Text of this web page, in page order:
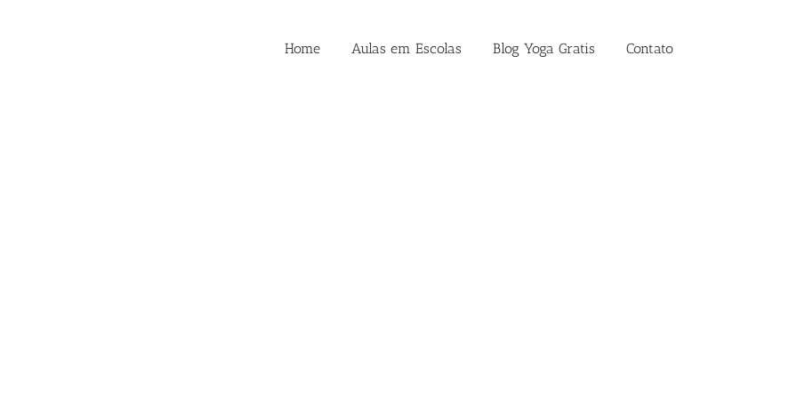
Home Aulas em Escolas Blog Yoga Gratis Contato